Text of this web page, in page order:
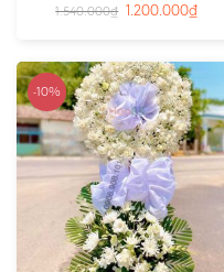
1.540.000₫ 1.200.000₫
-10%